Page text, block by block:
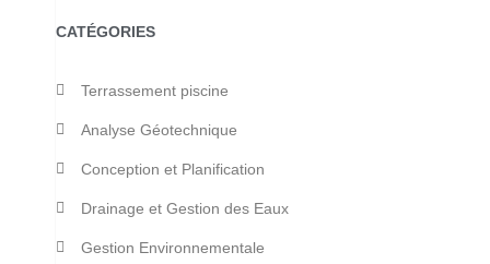
CATÉGORIES
Terrassement piscine
Analyse Géotechnique
Conception et Planification
Drainage et Gestion des Eaux
Gestion Environnementale